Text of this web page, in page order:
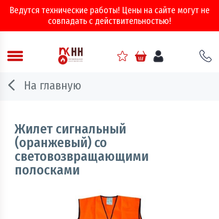
Ведутся технические работы! Цены на сайте могут не
совпадать с действительностью!
Аварийно - спасательное оборудование
Двери, ворота и люки противопожарные
Информационно-справочная литература
Обеспечение эвакуации, знаки безопасности
Огнетушители
На главную
Жилет сигнальный
(оранжевый) со
световозвращающими
полосками